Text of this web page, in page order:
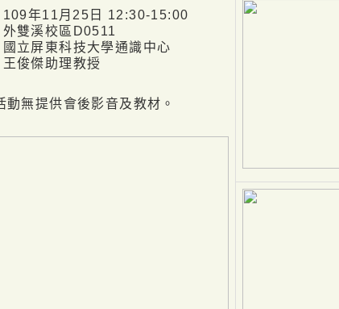
年11月25日 12:30-15:00
雙溪校區D0511
立屏東科技大學通識中心
助理教授
無提供會後影音及教材。